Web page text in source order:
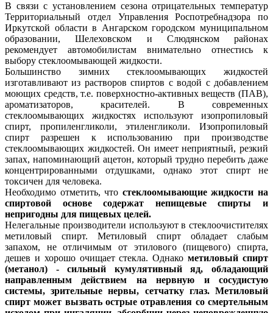
В связи с установлением сезона отрицательных температур
Территориальный отдел Управления Роспотребнадзора по
Иркутской области в Ангарском городском муниципальном
образовании, Шелеховском и Слюдянском районах
рекомендует автомобилистам внимательно отнестись к
выбору стеклоомывающей жидкости.
Большинство зимних стеклоомывающих жидкостей
изготавливают из растворов спиртов с водой с добавлением
моющих средств, т.е. поверхностно-активных веществ (ПАВ),
ароматизаторов, красителей. В современных
стеклоомывающих жидкостях используют изопропиловый
спирт, пропиленгликоли, этиленгликоли. Изопропиловый
спирт разрешен к использованию при производстве
стеклоомывающих жидкостей. Он имеет неприятный, резкий
запах, напоминающий ацетон, который трудно перебить даже
концентрированными отдушками, однако этот спирт не
токсичен для человека.
Необходимо отметить, что стеклоомывающие жидкости на
спиртовой основе содержат непищевые спирты и
непригодны для пищевых целей.
Нелегальные производители используют в стеклоочистителях
метиловый спирт. Метиловый спирт обладает слабым
запахом, не отличимым от этилового (пищевого) спирта,
дешев и хорошо очищает стекла. Однако метиловый спирт
(метанол) - сильный кумулятивный яд, обладающий
направленным действием на нервную и сосудистую
системы, зрительные нервы, сетчатку глаз. Метиловый
спирт может вызвать острые отравления со смертельным